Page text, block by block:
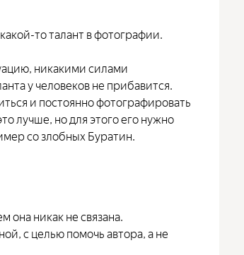
то талант в фотографии.
никакими силами
у человеков не прибавится.
и постоянно фотографировать
лучше, но для этого его нужно
со злобных Буратин.
она никак не связана.
с целью помочь автора, а не